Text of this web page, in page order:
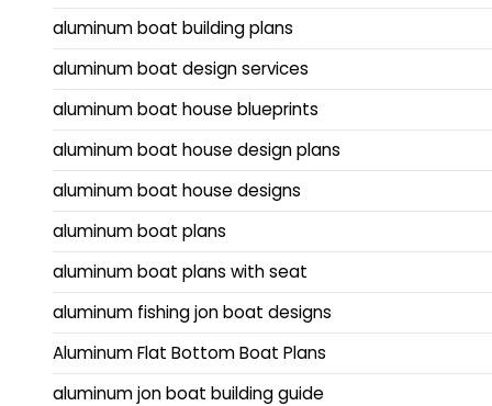
aluminum boat building plans
aluminum boat design services
aluminum boat house blueprints
aluminum boat house design plans
aluminum boat house designs
aluminum boat plans
aluminum boat plans with seat
aluminum fishing jon boat designs
Aluminum Flat Bottom Boat Plans
aluminum jon boat building guide